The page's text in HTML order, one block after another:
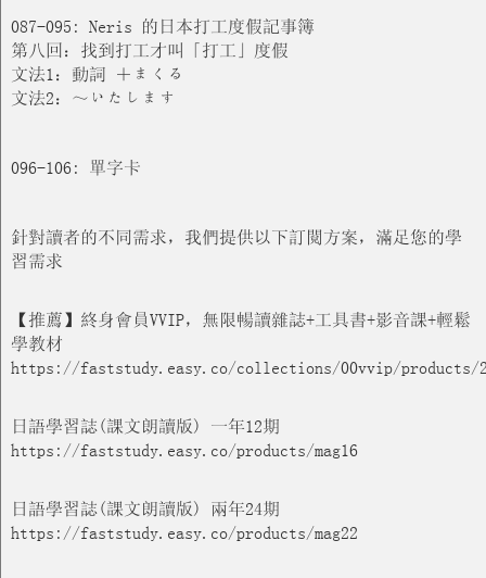
087-095: Neris 的日本打工度假記事簿
第八回：找到打工才叫「打工」度假
文法1：動詞 ＋まくる
文法2：～いたします
096-106: 單字卡
針對讀者的不同需求，我們提供以下訂閱方案，滿足您的學
習需求
【推薦】終身會員VVIP，無限暢讀雜誌+工具書+影音課+輕鬆
學教材
https://faststudy.easy.co/collections/00vvip/products/
日語學習誌(課文朗讀版) 一年12期
https://faststudy.easy.co/products/mag16
日語學習誌(課文朗讀版) 兩年24期
https://faststudy.easy.co/products/mag22